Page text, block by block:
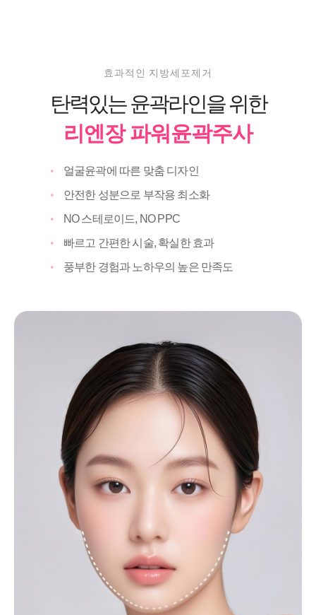
효과적인 지방세포제거
탄력있는 윤곽라인을 위한
리엔장 파워윤곽주사
얼굴윤곽에 따른 맞춤 디자인
안전한 성분으로 부작용 최소화
NO 스테로이드, NO PPC
빠르고 간편한 시술, 확실한 효과
풍부한 경험과 노하우의 높은 만족도